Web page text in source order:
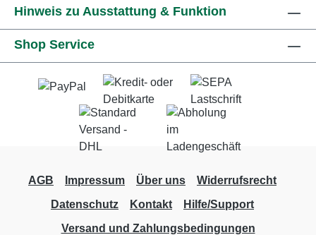
Hinweis zu Ausstattung & Funktion
Shop Service
AGB Impressum Über uns
Widerrufsrecht
Datenschutz
Kontakt
Hilfe/Support
Versand und Zahlungsbedingungen